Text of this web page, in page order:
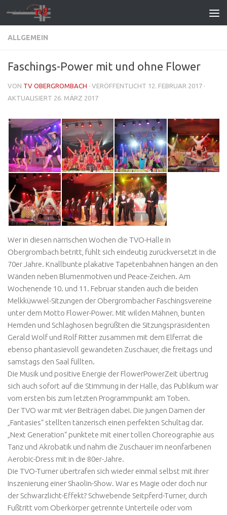
Zum Inhalt springen
ALLGEMEIN
Faschings-Power mit und ohne Flower
VON TV OBERGROMBACH · VERÖFFENTLICHT 12. FEBRUAR 2017 ·
AKTUALISIERT 26. MÄRZ 2017
Wer in diesen närrischen Wochen die TVO-Halle in
Obergrombach betritt, fühlt sich eindeutig zurückversetzt in die
70er Jahre. Knallbunte plakative Tapetenbahnen hängen an den
Wänden neben Blumenmotiven und Peace-Zeichen. Am
Wochenende 10. und 11. Februar standen auch die beiden
Melkküwwel-Sitzungen der Obergrombacher Faschingsvereine
unter dem Motto Flower-Power. Mit wilden Mähnen, bunten
Hemden und Schlaghosen begrüßten die Sitzungspräsidenten
Gerald Wolf und Rolf Ritter zusammen mit dem Elferrat die
ebenso phantasievoll gewandeten Zuschauer, die freitags und
samstags den Saal füllten.
Die Musik und positive Energie der FlowerPowerZeit übertrug
sich auch sofort auf die Stimmung in der Halle, das Publikum war
vom ersten bis zum letzten Programmpunkt am Toben.
Der TVO war mit vier Beiträgen dabei. Die jungen Damen der
„Fantasies“ stellten tänzerisch einen perfekten Schultag dar.
„Next Generation“ punktete mit einer tollen Choreographie aus
Tanz und Akrobatik und nahm die Zuschauer im neonfarbenen
Aerobic-Dress mit in die 80er-Jahre.
Die TVO-Turner übertrafen sich wieder einmal selbst mit ihrer
Inszenierung einer Shaolin-Show. War es Magie oder doch nur
der Schwarzlicht-Effekt? Schwebende Seitpferd-Turner, durch
Fußtritt vom Oberkörper getrennte Unterteile oder vom